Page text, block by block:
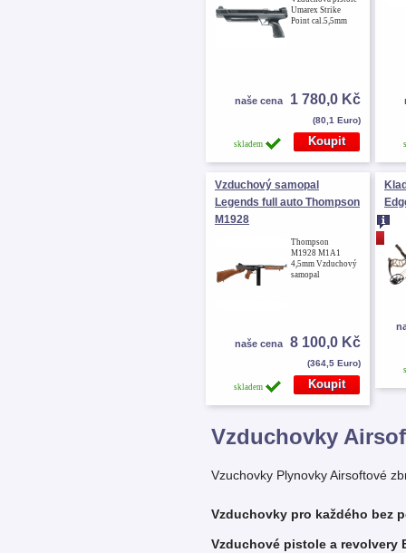
Umarex Strike
Point cal.5,5mm
naše cena 1 780,0 Kč
(80,1 Euro)
skladem
Vzduchový samopal
Legends full auto Thompson
M1928
Thompson
M1928 M1A1
4,5mm Vzduchový
samopal
naše cena 8 100,0 Kč
(364,5 Euro)
skladem
Vzduchovky
Vzuchovky Plynovky Airsoftové
Vzduchovky pro každého bez
Vzduchové pistole a revolvery